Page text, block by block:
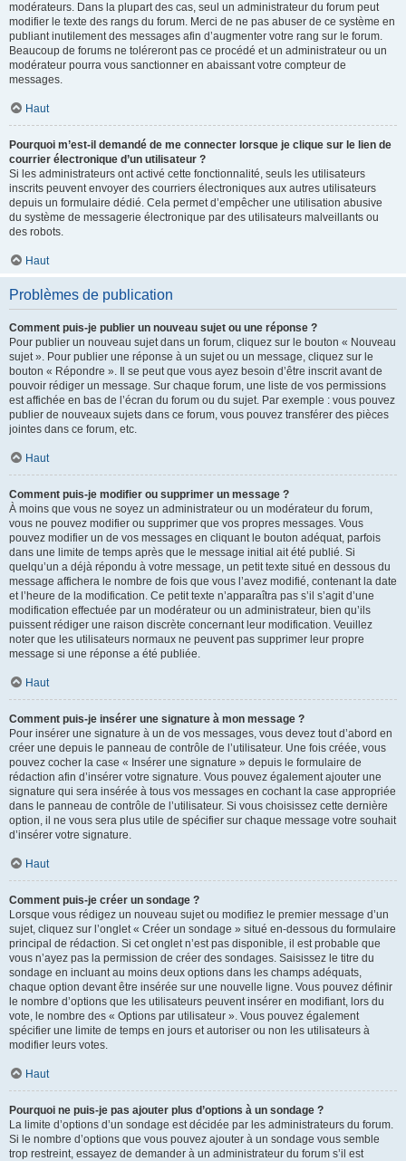
modérateurs. Dans la plupart des cas, seul un administrateur du forum peut
modifier le texte des rangs du forum. Merci de ne pas abuser de ce système en
publiant inutilement des messages afin d’augmenter votre rang sur le forum.
Beaucoup de forums ne toléreront pas ce procédé et un administrateur ou un
modérateur pourra vous sanctionner en abaissant votre compteur de
messages.
Haut
Pourquoi m’est-il demandé de me connecter lorsque je clique sur le lien de
courrier électronique d’un utilisateur ?
Si les administrateurs ont activé cette fonctionnalité, seuls les utilisateurs
inscrits peuvent envoyer des courriers électroniques aux autres utilisateurs
depuis un formulaire dédié. Cela permet d’empêcher une utilisation abusive
du système de messagerie électronique par des utilisateurs malveillants ou
des robots.
Haut
Problèmes de publication
Comment puis-je publier un nouveau sujet ou une réponse ?
Pour publier un nouveau sujet dans un forum, cliquez sur le bouton « Nouveau
sujet ». Pour publier une réponse à un sujet ou un message, cliquez sur le
bouton « Répondre ». Il se peut que vous ayez besoin d’être inscrit avant de
pouvoir rédiger un message. Sur chaque forum, une liste de vos permissions
est affichée en bas de l’écran du forum ou du sujet. Par exemple : vous pouvez
publier de nouveaux sujets dans ce forum, vous pouvez transférer des pièces
jointes dans ce forum, etc.
Haut
Comment puis-je modifier ou supprimer un message ?
À moins que vous ne soyez un administrateur ou un modérateur du forum,
vous ne pouvez modifier ou supprimer que vos propres messages. Vous
pouvez modifier un de vos messages en cliquant le bouton adéquat, parfois
dans une limite de temps après que le message initial ait été publié. Si
quelqu’un a déjà répondu à votre message, un petit texte situé en dessous du
message affichera le nombre de fois que vous l’avez modifié, contenant la date
et l’heure de la modification. Ce petit texte n’apparaîtra pas s’il s’agit d’une
modification effectuée par un modérateur ou un administrateur, bien qu’ils
puissent rédiger une raison discrète concernant leur modification. Veuillez
noter que les utilisateurs normaux ne peuvent pas supprimer leur propre
message si une réponse a été publiée.
Haut
Comment puis-je insérer une signature à mon message ?
Pour insérer une signature à un de vos messages, vous devez tout d’abord en
créer une depuis le panneau de contrôle de l’utilisateur. Une fois créée, vous
pouvez cocher la case « Insérer une signature » depuis le formulaire de
rédaction afin d’insérer votre signature. Vous pouvez également ajouter une
signature qui sera insérée à tous vos messages en cochant la case appropriée
dans le panneau de contrôle de l’utilisateur. Si vous choisissez cette dernière
option, il ne vous sera plus utile de spécifier sur chaque message votre souhait
d’insérer votre signature.
Haut
Comment puis-je créer un sondage ?
Lorsque vous rédigez un nouveau sujet ou modifiez le premier message d’un
sujet, cliquez sur l’onglet « Créer un sondage » situé en-dessous du formulaire
principal de rédaction. Si cet onglet n’est pas disponible, il est probable que
vous n’ayez pas la permission de créer des sondages. Saisissez le titre du
sondage en incluant au moins deux options dans les champs adéquats,
chaque option devant être insérée sur une nouvelle ligne. Vous pouvez définir
le nombre d’options que les utilisateurs peuvent insérer en modifiant, lors du
vote, le nombre des « Options par utilisateur ». Vous pouvez également
spécifier une limite de temps en jours et autoriser ou non les utilisateurs à
modifier leurs votes.
Haut
Pourquoi ne puis-je pas ajouter plus d’options à un sondage ?
La limite d’options d’un sondage est décidée par les administrateurs du forum.
Si le nombre d’options que vous pouvez ajouter à un sondage vous semble
trop restreint, essayez de demander à un administrateur du forum s’il est